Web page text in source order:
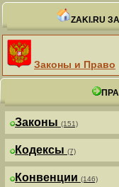
ZAKI.RU
Законы и Право
Законы (151)
Кодексы (7)
Конвенции (146)